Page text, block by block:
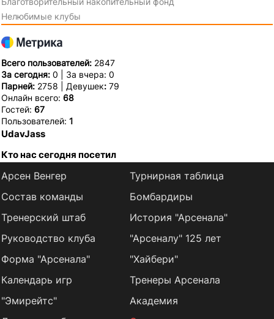
Нелюбимые клубы
Всего пользователей: 2847
За сегодня: 0 | За вчера: 0
Парней: 2758 | Девушек: 79
Онлайн всего: 68
Гостей: 67
Пользователей: 1
UdavJass
Кто нас сегодня посетил
Арсен Венгер
Состав команды
Тренерский штаб
Руководство клуба
Форма "Арсенала"
Календарь игр
Турнирная таблица
Бомбардиры
История "Арсенала"
"Арсеналу" 125 лет
"Хайбери"
Тренеры Арсенала
"Эмирейтс"
Академия